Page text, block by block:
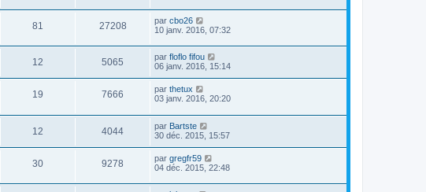
81 27208 par cbo26
10 janv. 2016, 07:32
12 5065 par floflo fifou
06 janv. 2016, 15:14
19 7666 par thetux
03 janv. 2016, 20:20
12 4044 par Bartste
30 déc. 2015, 15:57
30 9278 par gregfr59
04 déc. 2015, 22:48